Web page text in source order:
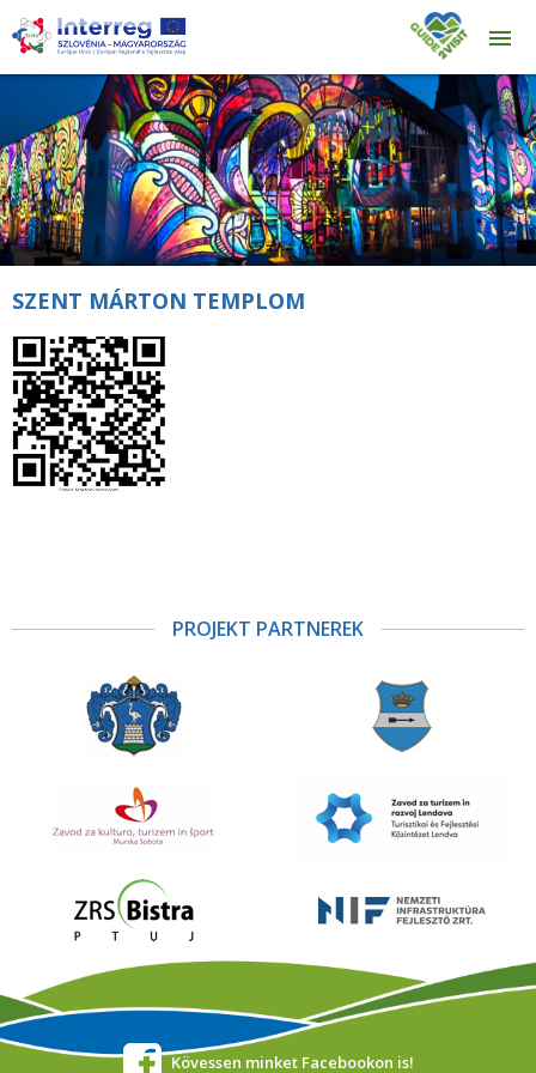
SZENT MÁRTON TEMPLOM
PROJEKT PARTNEREK
Kövessen minket Facebookon is!